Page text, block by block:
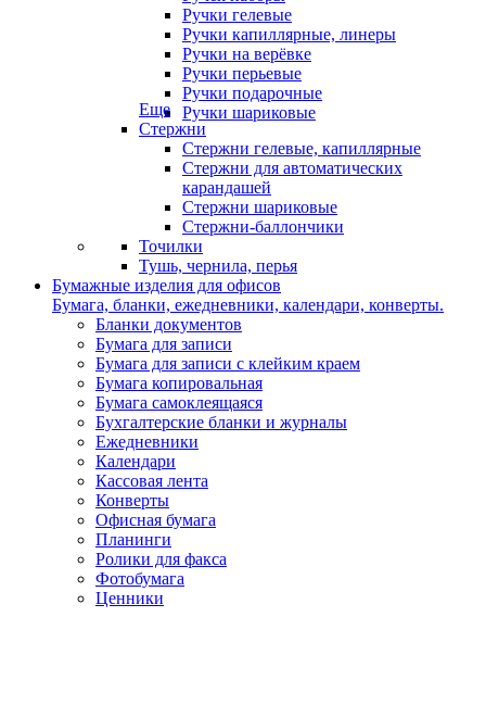
Ручки гелевые
Ручки капиллярные, линеры
Ручки на верёвке
Ручки перьевые
Ручки подарочные
Ручки шариковые
Еще
Стержни
Стержни гелевые, капиллярные
Стержни для автоматических
карандашей
Стержни шариковые
Стержни-баллончики
Точилки
Тушь, чернила, перья
Бумажные изделия для офисов
Бумага, бланки, ежедневники, календари, конверты.
Бланки документов
Бумага для записи
Бумага для записи с клейким краем
Бумага копировальная
Бумага самоклеящаяся
Бухгалтерские бланки и журналы
Ежедневники
Календари
Кассовая лента
Конверты
Офисная бумага
Планинги
Ролики для факса
Фотобумага
Ценники